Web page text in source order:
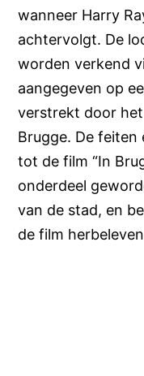
wanneer Harry
achtervolgt. De
worden verkend
aangegeven op
verstrekt door
Brugge. De
tot de film “In
onderdeel
van de stad, en
de film